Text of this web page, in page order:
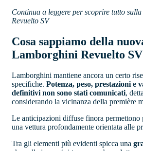
Continua a leggere per scoprire tutto
Revuelto SV
Cosa sappiamo della
Lamborghini Revuelto SV
Lamborghini mantiene ancora un certo
specifiche. Potenza, peso, prestazioni e
definitivi non sono stati comunicati,
considerando la vicinanza della première
Le anticipazioni diffuse finora permettono
una vettura profondamente orientata alle
Tra gli elementi più evidenti spicca una